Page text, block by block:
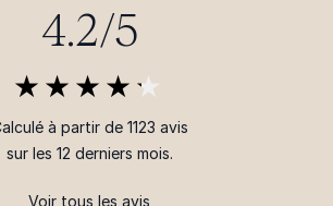
4.2/5
à partir de 1123 avis
sur les 12 derniers mois.
Voir tous les avis